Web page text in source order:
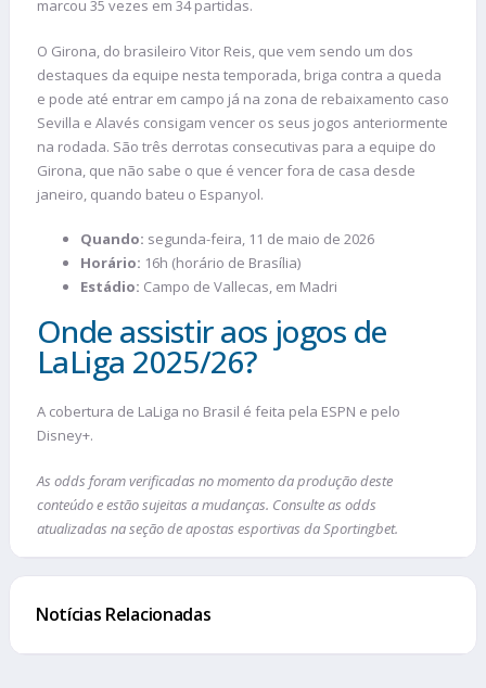
marcou 35 vezes em 34 partidas.
O Girona, do brasileiro Vitor Reis, que vem sendo um dos
destaques da equipe nesta temporada, briga contra a queda
e pode até entrar em campo já na zona de rebaixamento caso
Sevilla e Alavés consigam vencer os seus jogos anteriormente
na rodada. São três derrotas consecutivas para a equipe do
Girona, que não sabe o que é vencer fora de casa desde
janeiro, quando bateu o Espanyol.
Quando: segunda-feira, 11 de maio de 2026
Horário: 16h (horário de Brasília)
Estádio: Campo de Vallecas, em Madri
Onde assistir aos jogos de
LaLiga 2025/26?
A cobertura de LaLiga no Brasil é feita pela ESPN e pelo
Disney+.
As odds foram verificadas no momento da produção deste
conteúdo e estão sujeitas a mudanças. Consulte as odds
atualizadas na seção de apostas esportivas da Sportingbet.
Notícias Relacionadas